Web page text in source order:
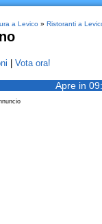
a Levico» Ristoranti a
Vota ora!
Apre in